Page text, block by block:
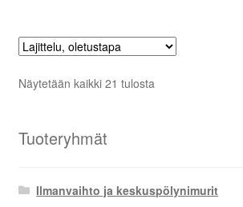
Näytetään kaikki 21 tulosta
Tuoteryhmät
Ilmanvaihto ja keskuspölynimurit